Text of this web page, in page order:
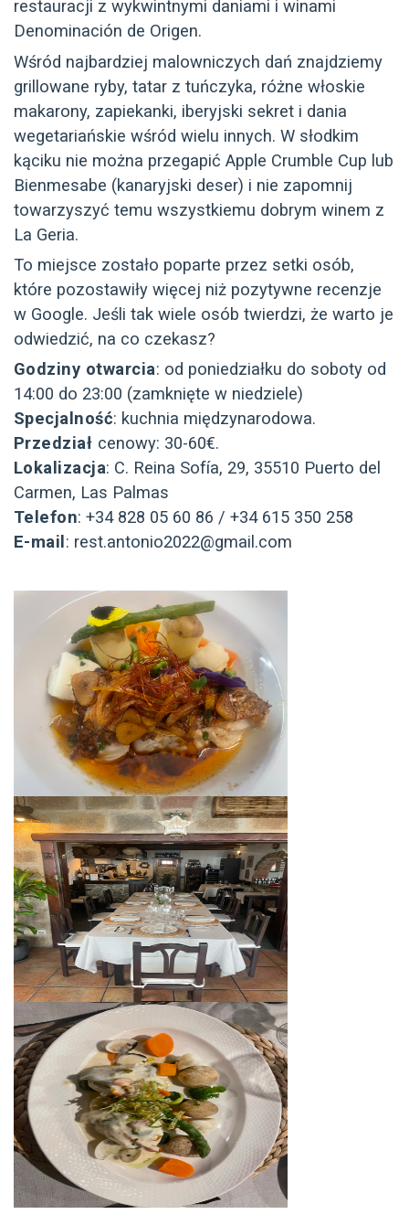
restauracji z wykwintnymi daniami i winami
Denominación de Origen.
Wśród najbardziej malowniczych dań znajdziemy
grillowane ryby, tatar z tuńczyka, różne włoskie
makarony, zapiekanki, iberyjski sekret i dania
wegetariańskie wśród wielu innych. W słodkim
kąciku nie można przegapić Apple Crumble Cup lub
Bienmesabe (kanaryjski deser) i nie zapomnij
towarzyszyć temu wszystkiemu dobrym winem z
La Geria.
To miejsce zostało poparte przez setki osób,
które pozostawiły więcej niż pozytywne recenzje
w Google. Jeśli tak wiele osób twierdzi, że warto je
odwiedzić, na co czekasz?
Godziny otwarcia: od poniedziałku do soboty od
14:00 do 23:00 (zamknięte w niedziele)
Specjalność: kuchnia międzynarodowa.
Przedział cenowy: 30-60€.
Lokalizacja: C. Reina Sofía, 29, 35510 Puerto del
Carmen, Las Palmas
Telefon: +34 828 05 60 86 / +34 615 350 258
E-mail : rest.antonio2022@gmail.com